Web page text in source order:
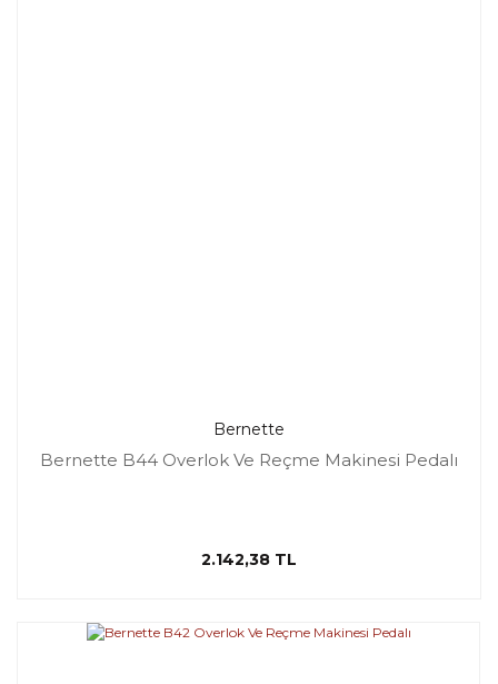
Bernette
Bernette B44 Overlok Ve Reçme Makinesi Pedalı
2.142,38 TL